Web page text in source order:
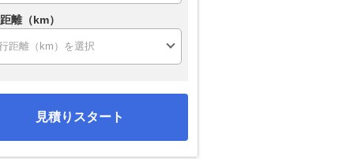
離（km）
見積りスタート